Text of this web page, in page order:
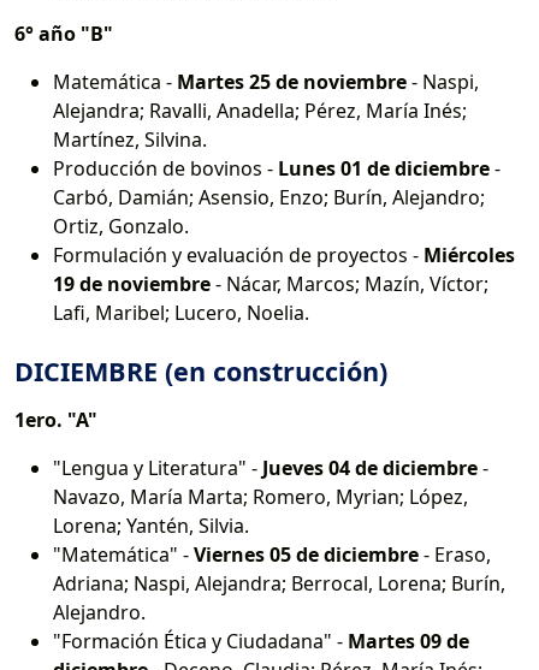
6° año "B"
Matemática - Martes 25 de noviembre- Naspi,
Alejandra; Ravalli, Anadella; Pérez, María Inés;
Martínez, Silvina.
Producción de bovinos - Lunes 01 de diciembre-
Carbó, Damián; Asensio, Enzo; Burín, Alejandro;
Ortiz, Gonzalo.
Formulación y evaluación de proyectos - Miércoles
19 de noviembre- Nácar, Marcos; Mazín, Víctor;
Lafi, Maribel; Lucero, Noelia.
DICIEMBRE (en construcción)
1ero. "A"
"Lengua y Literatura" - Jueves 04 de diciembre-
Navazo, María Marta; Romero, Myrian; López,
Lorena; Yantén, Silvia.
"Matemática" -Viernes 05 de diciembre- Eraso,
Adriana; Naspi, Alejandra; Berrocal, Lorena; Burín,
Alejandro.
"Formación Ética y Ciudadana" - Martes 09 de